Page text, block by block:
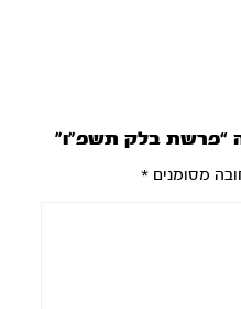
“פרשת בלק תשפ”ו”
מסומנים*